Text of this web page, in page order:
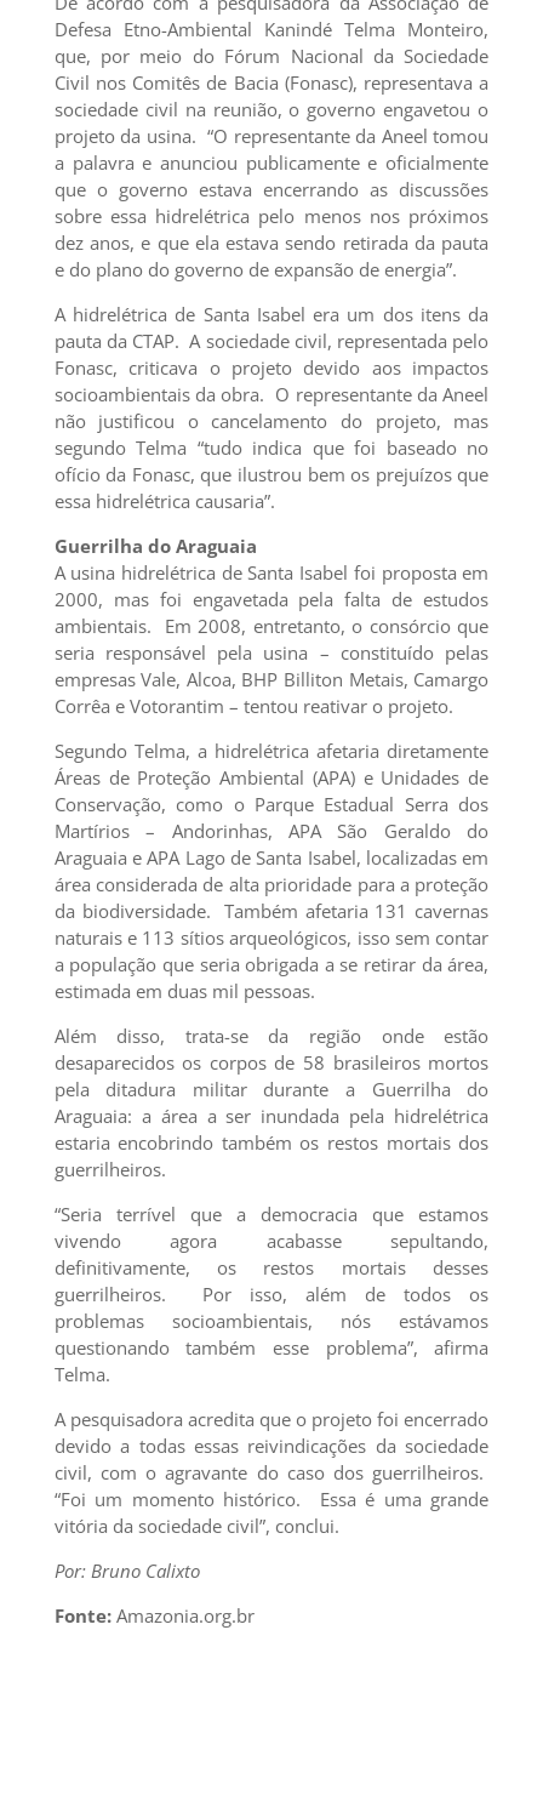
Defesa Etno-Ambiental Kanindé Telma Monteiro,
que, por meio do Fórum Nacional da Sociedade
Civil nos Comitês de Bacia (Fonasc), representava a
sociedade civil na reunião, o governo engavetou o
projeto da usina. “O representante da Aneel tomou
a palavra e anunciou publicamente e oficialmente
que o governo estava encerrando as discussões
sobre essa hidrelétrica pelo menos nos próximos
dez anos, e que ela estava sendo retirada da pauta
e do plano do governo de expansão de energia”.
A hidrelétrica de Santa Isabel era um dos itens da
pauta da CTAP. A sociedade civil, representada pelo
Fonasc, criticava o projeto devido aos impactos
socioambientais da obra. O representante da Aneel
não justificou o cancelamento do projeto, mas
segundo Telma “tudo indica que foi baseado no
ofício da Fonasc, que ilustrou bem os prejuízos que
essa hidrelétrica causaria”.
Guerrilha do Araguaia
A usina hidrelétrica de Santa Isabel foi proposta em
2000, mas foi engavetada pela falta de estudos
ambientais. Em 2008, entretanto, o consórcio que
seria responsável pela usina – constituído pelas
empresas Vale, Alcoa, BHP Billiton Metais, Camargo
Corrêa e Votorantim – tentou reativar o projeto.
Segundo Telma, a hidrelétrica afetaria diretamente
Áreas de Proteção Ambiental (APA) e Unidades de
Conservação, como o Parque Estadual Serra dos
Martírios – Andorinhas, APA São Geraldo do
Araguaia e APA Lago de Santa Isabel, localizadas em
área considerada de alta prioridade para a proteção
da biodiversidade. Também afetaria 131 cavernas
naturais e 113 sítios arqueológicos, isso sem contar
a população que seria obrigada a se retirar da área,
estimada em duas mil pessoas.
Além disso, trata-se da região onde estão
desaparecidos os corpos de 58 brasileiros mortos
pela ditadura militar durante a Guerrilha do
Araguaia: a área a ser inundada pela hidrelétrica
estaria encobrindo também os restos mortais dos
guerrilheiros.
“Seria terrível que a democracia que estamos
vivendo agora acabasse sepultando,
definitivamente, os restos mortais desses
guerrilheiros. Por isso, além de todos os
problemas socioambientais, nós estávamos
questionando também esse problema”, afirma
Telma.
A pesquisadora acredita que o projeto foi encerrado
devido a todas essas reivindicações da sociedade
civil, com o agravante do caso dos guerrilheiros.
“Foi um momento histórico. Essa é uma grande
vitória da sociedade civil”, conclui.
Por: Bruno Calixto
Fonte:Amazonia.org.br